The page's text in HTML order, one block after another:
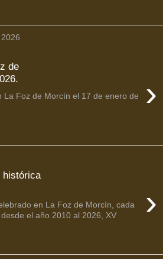
de
›
La Foz de Morcín el 17 de enero de
histórica
›
en La Foz de Morcín, cada
el año 2010 al 2026, XV